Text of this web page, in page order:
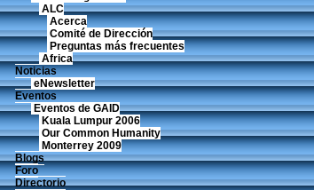
ALC
Acerca
Comité de Dirección
Preguntas más frecuentes
Africa
Noticias
eNewsletter
Eventos
Eventos de GAID
Kuala Lumpur 2006
Our Common Humanity
Monterrey 2009
Blogs
Foro
Directorio